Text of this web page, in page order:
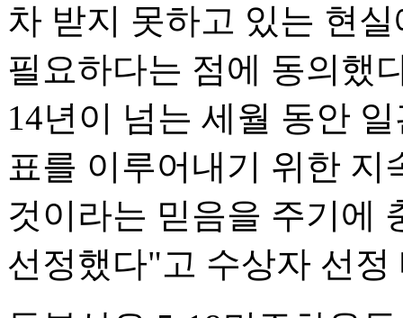
차 받지 못하고 있는 현
필요하다는 점에 동의했
14년이 넘는 세월 동안
표를 이루어내기 위한
것이라는 믿음을 주기에
선정했다"고 수상자 선정